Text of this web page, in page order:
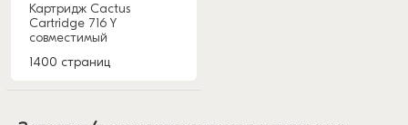
Картридж Cactus
Cartridge 716 Y
совместимый
1400 страниц